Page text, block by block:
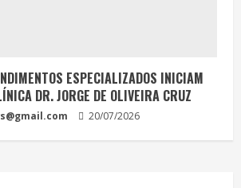
ESPECIALIZADOS INICIAM
DR. JORGE DE OLIVEIRA CRUZ
20/07/2026